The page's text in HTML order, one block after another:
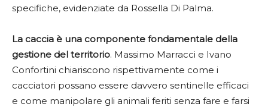
specifiche, evidenziate da Rossella Di Palma.
La caccia è una componente fondamentale della
gestione del territorio. Massimo Marracci e Ivano
Confortini chiariscono rispettivamente come i
cacciatori possano essere davvero sentinelle efficaci
e come manipolare gli animali feriti senza fare e farsi